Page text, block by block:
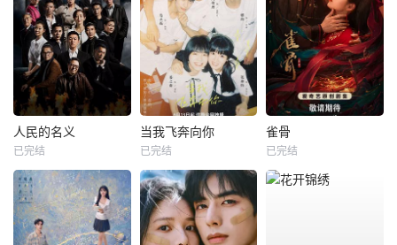
人民的名义
已完结
当我飞奔向你
已完结
雀骨
已完结